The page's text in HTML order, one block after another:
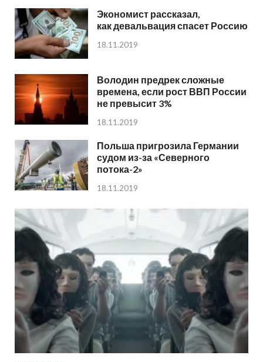
Экономист рассказал,
как девальвация спасет Россию
18.11.2019
Володин предрек сложные
времена, если рост ВВП России
не превысит 3%
18.11.2019
Польша пригрозила Германии
судом из-за «Северного
потока-2»
18.11.2019